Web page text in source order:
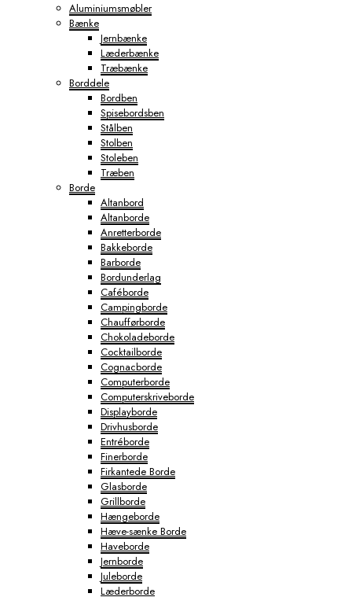
Aluminiumsmøbler
Bænke
Jernbænke
Læderbænke
Træbænke
Borddele
Bordben
Spisebordsben
Stålben
Stolben
Stoleben
Træben
Borde
Altanbord
Altanborde
Anretterborde
Bakkeborde
Barborde
Bordunderlag
Caféborde
Campingborde
Chaufførborde
Chokoladeborde
Cocktailborde
Cognacborde
Computerborde
Computerskriveborde
Displayborde
Drivhusborde
Entréborde
Finerborde
Firkantede Borde
Glasborde
Grillborde
Hængeborde
Hæve-sænke Borde
Haveborde
Jernborde
Juleborde
Læderborde